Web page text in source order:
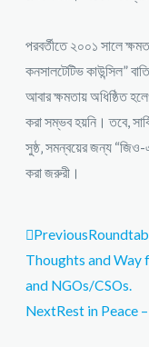
পরবর্তীতে ২০০১ সালে
কনসালটেটিভ কাউন্সিল”
আবার ক্ষমতায় অধিষ্ঠিত
করা সম্ভব হয়নি। তবে,
সুষ্ঠ‚ সমন্বয়ের জন্য “জিও-
করা জরুরী।
Previous
Thoughts and Way
and NGOs/CSOs.
NextRest in Peace –